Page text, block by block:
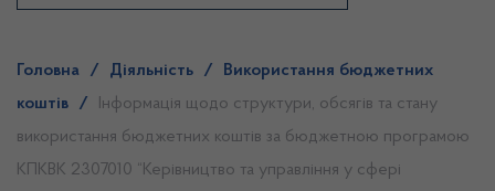
Головна / Діяльність /
Використання бюджетних
коштів
/
Інформація щодо структури, обсягів та стану
використання бюджетних коштів за бюджетною програмою
КПКВК 2307010 “Керівництво та управління у сфері